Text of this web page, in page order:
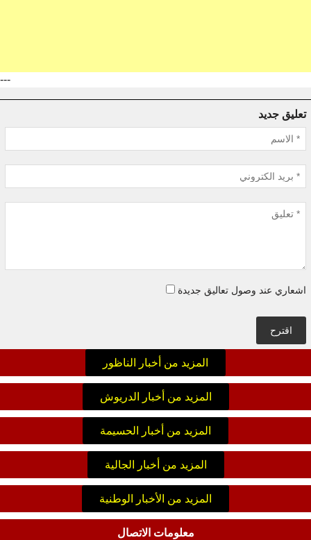
---
تعليق جديد
اشعاري عند وصول تعاليق جديدة
اقترح
المزيد من أخبار الناظور
المزيد من أخبار الدريوش
المزيد من أخبار الحسيمة
المزيد من أخبار الجالية
المزيد من الأخبار الوطنية
معلومات الاتصال